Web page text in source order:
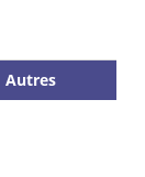
Autres